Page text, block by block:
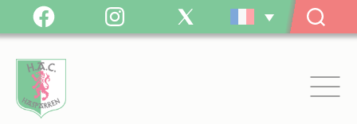
Facebook Instagram Twitter
Panneau de gestion des cookies